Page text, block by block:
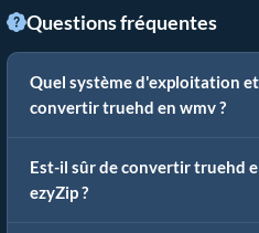
Questions fréquentes
Quel système d'exploitation
convertir truehd en wmv ?
Est-il sûr de convertir truehd
ezyZip ?